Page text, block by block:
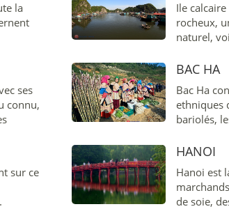
la
Ile
rocheux,
naturel,
reconnue
ses
connu,
BAC HA
Bac Ha
ethniques
bariolés,
sur ce
HANOI
Hanoi est
de soie,